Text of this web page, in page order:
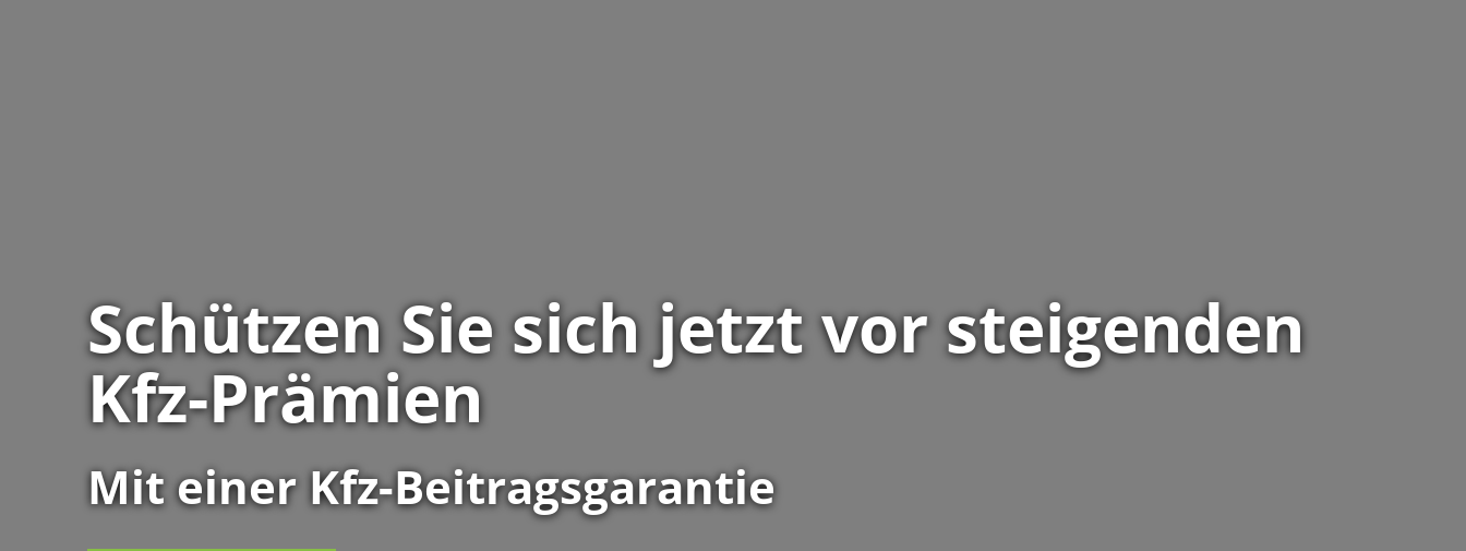
Schützen Sie sich jetzt vor steigenden
Kfz-Prämien
Mit einer Kfz-Beitragsgarantie